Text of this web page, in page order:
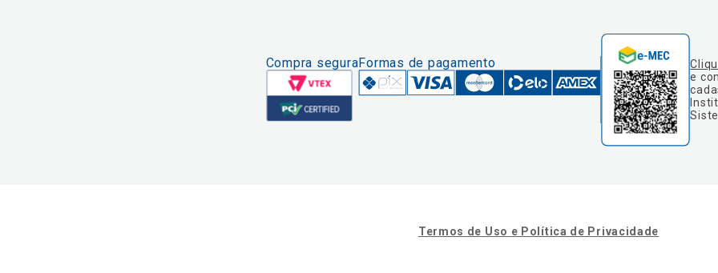
Compra seguraFormas de pagamento
e
Termos de Uso e Política de Privacidade